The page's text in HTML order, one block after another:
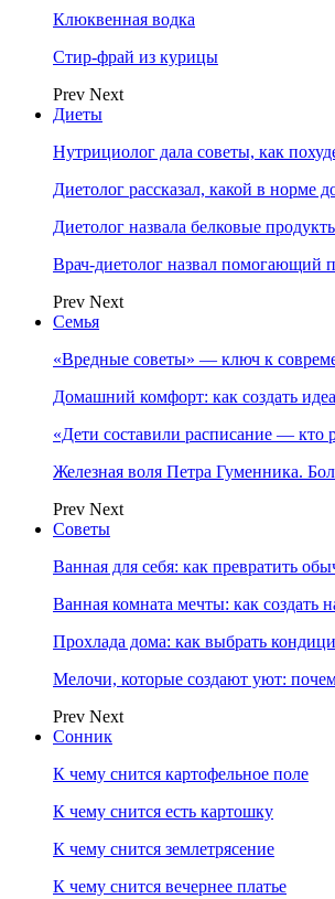
Клюквенная водка
Стир-фрай из курицы
Prev Next
Диеты
Нутрициолог дала советы, как
Диетолог рассказал, какой в норме
Диетолог назвала белковые
Врач-диетолог назвал помогающий
Prev Next
Семья
«Вредные советы» — ключ к
Домашний комфорт: как создать
«Дети составили расписание —
Железная воля Петра Гуменника.
Prev Next
Советы
Ванная для себя: как превратить
Ванная комната мечты: как создать
Прохлада дома: как выбрать
Мелочи, которые создают уют:
Prev Next
Сонник
К чему снится картофельное поле
К чему снится есть картошку
К чему снится землетрясение
К чему снится вечернее платье